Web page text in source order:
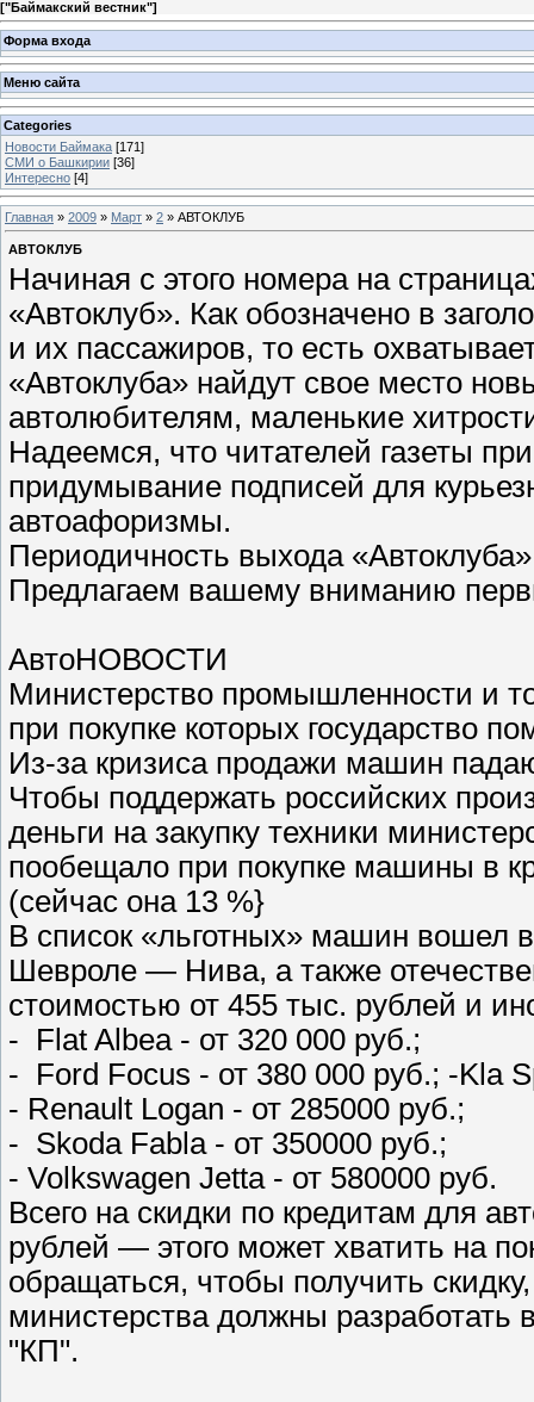
["Баймакский вестник"]
Форма входа
Меню сайта
Categories
Новости Баймака [171]
СМИ о Башкирии [36]
Интересно [4]
Главная » 2009 » Март » 2 » АВТОКЛУБ
АВТОКЛУБ
Начиная с этого номера на
«Автоклуб». Как обозначено в
и их пассажиров, то есть
«Автоклуба» найдут свое место
автолюбителям, маленькие
Надеемся, что читателей газеты
придумывание подписей для
автоафоризмы.
Периодичность выхода
Предлагаем вашему вниманию
АвтоНОВОСТИ
Министерство промышленности и
при покупке которых государство
Из-за кризиса продажи машин
Чтобы поддержать российских
деньги на закупку техники
пообещало при покупке машины в
(сейчас она 13 %}
В список «льготных» машин вошел
Шевроле — Нива, а также
стоимостью от 455 тыс. рублей и
- Flat Albea - от 320 000 руб.;
- Ford Focus - от 380 000 руб.; -Kla
- Renault Logan - от 285000 руб.;
- Skoda Fabla - от 350000 руб.;
- Volkswagen Jetta - от 580000 руб.
Всего на скидки по кредитам для
рублей — этого может хватить на
обращаться, чтобы получить
министерства должны
"КП".